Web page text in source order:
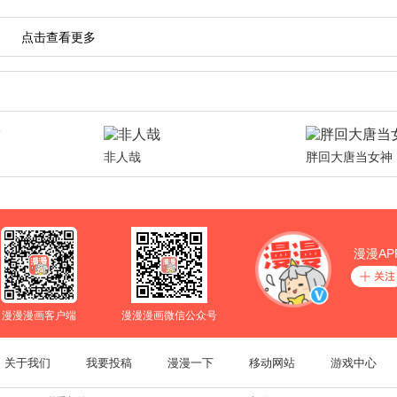
非人哉 胖回大唐当女神
漫漫漫画客户端 漫漫漫画微信公众号
漫漫
关于我们 我要投稿 漫漫一下 移动网站 游戏中心